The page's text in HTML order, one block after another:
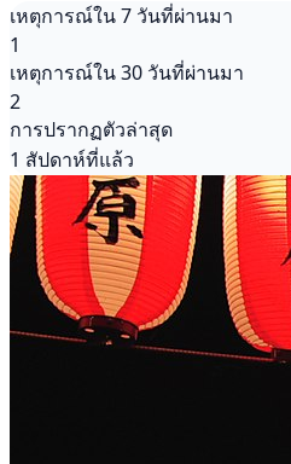
เหตุการณ์ใน 7 วันที่ผ่านมา
1
เหตุการณ์ใน 30 วันที่ผ่านมา
2
การปรากฏตัวล่าสุด
1 สัปดาห์ที่แล้ว